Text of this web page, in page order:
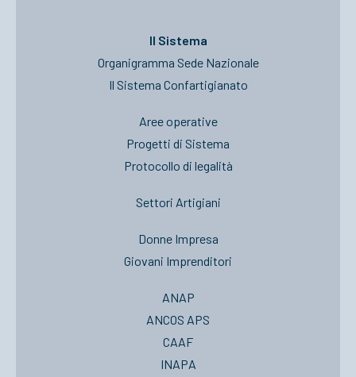
Il Sistema
Organigramma Sede Nazionale
Il Sistema Confartigianato
Aree operative
Progetti di Sistema
Protocollo di legalità
Settori Artigiani
Donne Impresa
Giovani Imprenditori
ANAP
ANCOS APS
CAAF
INAPA